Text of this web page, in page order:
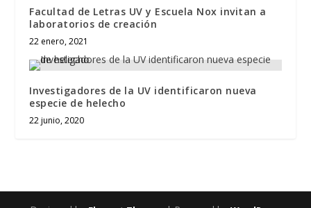
Facultad de Letras UV y Escuela Nox invitan a
laboratorios de creación
22 enero, 2021
Investigadores de la UV identificaron nueva
especie de helecho
22 junio, 2020